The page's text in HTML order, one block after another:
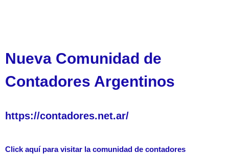
Nueva Comunidad de
Contadores Argentinos
https://contadores.net.ar/
Click aquí para visitar la comunidad de contadores